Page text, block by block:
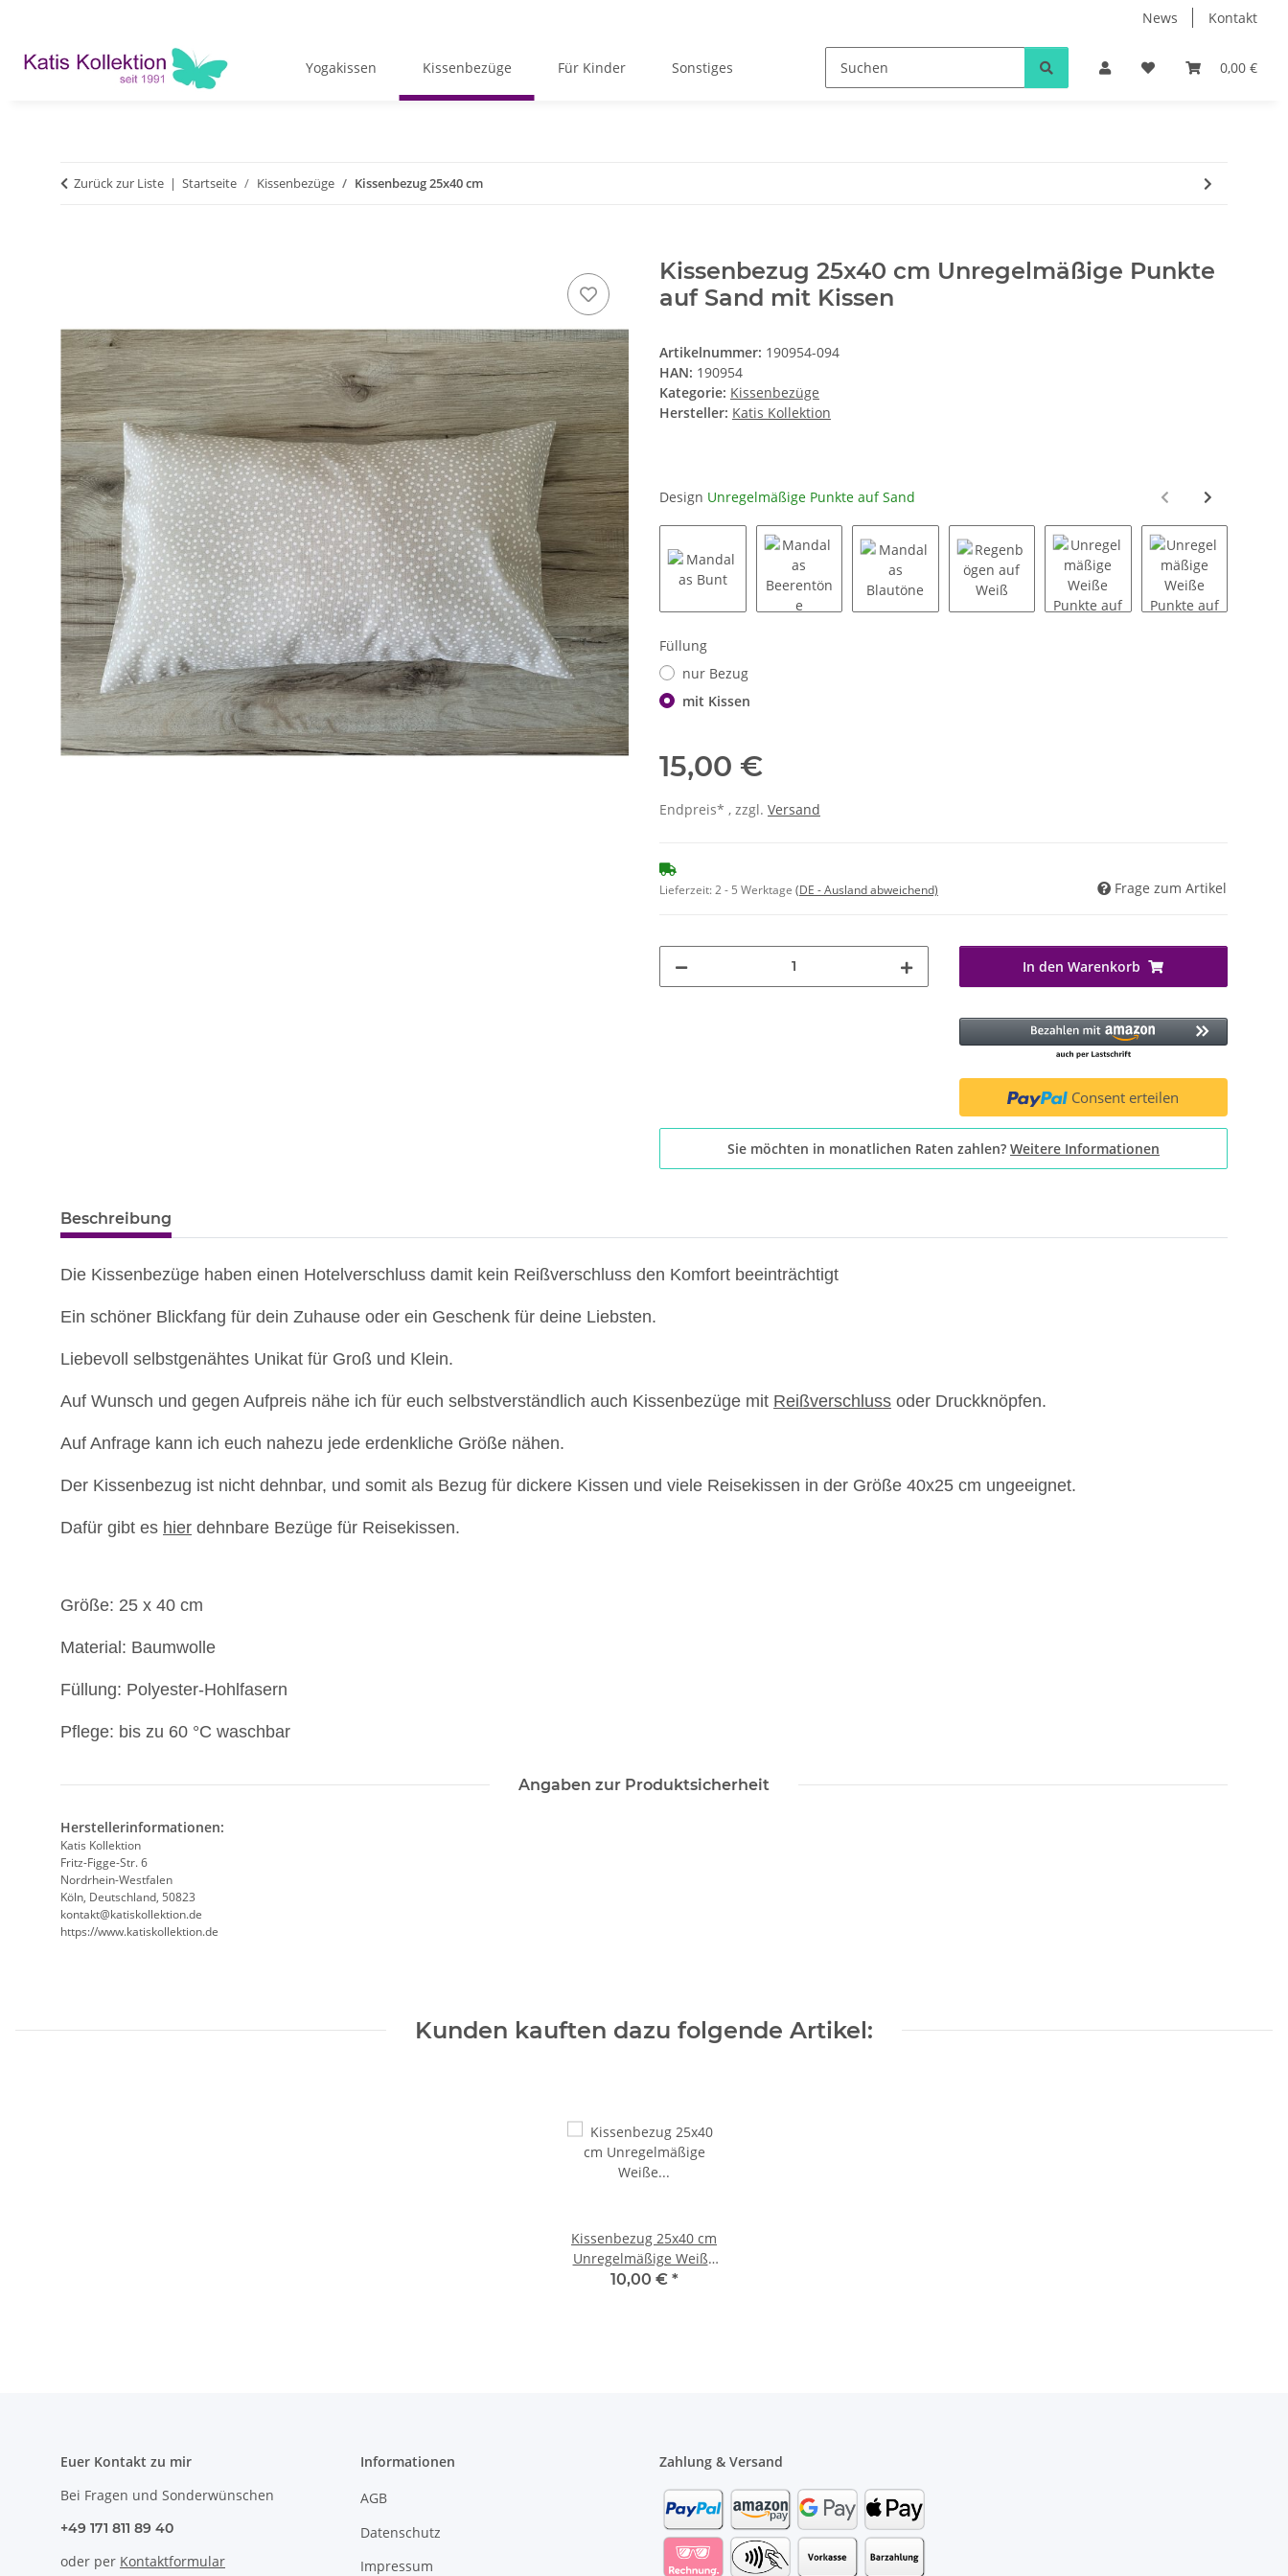
News Kontakt
0,00 €
Yogakissen Kissenbezüge Für Kinder Sonstiges
Zurück zur Liste Startseite Kissenbezüge Kissenbezug 25x40 cm
Kissenbezug 25x40 cm Unregelmäßige Punkte
auf Sand mit Kissen
Artikelnummer: 190954-094
HAN: 190954
Kategorie: Kissenbezüge
Hersteller: Katis Kollektion
Design Unregelmäßige Punkte auf Sand
Füllung
nur Bezug
mit Kissen
15,00 €
Endpreis* , zzgl. Versand
Lieferzeit:2 - 5 Werktage (DE - Ausland abweichend) Frage zum Artikel
In den Warenkorb
Consent erteilen
Sie möchten in monatlichen Raten zahlen? Weitere Informationen
Beschreibung
Die Kissenbezüge haben einen Hotelverschluss damit kein Reißverschluss den Komfort beeinträchtigt
Ein schöner Blickfang für dein Zuhause oder ein Geschenk für deine Liebsten.
Liebevoll selbstgenähtes Unikat für Groß und Klein.
Auf Wunsch und gegen Aufpreis nähe ich für euch selbstverständlich auch Kissenbezüge mit Reißverschluss oder Druckknöpfen.
Auf Anfrage kann ich euch nahezu jede erdenkliche Größe nähen.
Der Kissenbezug ist nicht dehnbar, und somit als Bezug für dickere Kissen und viele Reisekissen in der Größe 40x25 cm ungeeignet.
Dafür gibt es hier dehnbare Bezüge für Reisekissen.
Größe: 25 x 40 cm
Material: Baumwolle
Füllung: Polyester-Hohlfasern
Pflege: bis zu 60 °C waschbar
Angaben zur Produktsicherheit
Herstellerinformationen:
Katis Kollektion
Fritz-Figge-Str. 6
Nordrhein-Westfalen
Köln, Deutschland, 50823
kontakt@katiskollektion.de
https://www.katiskollektion.de
Kunden kauften dazu folgende Artikel:
Kissenbezug 25x40 cm
Unregelmäßige Weiße
Punkte auf Grau nur
10,00 € *
Euer Kontakt zu mir
Bei Fragen und Sonderwünschen
+49 171 811 89 40
oder per Kontaktformular
Informationen
AGB
Datenschutz
Impressum
Zahlung & Versand